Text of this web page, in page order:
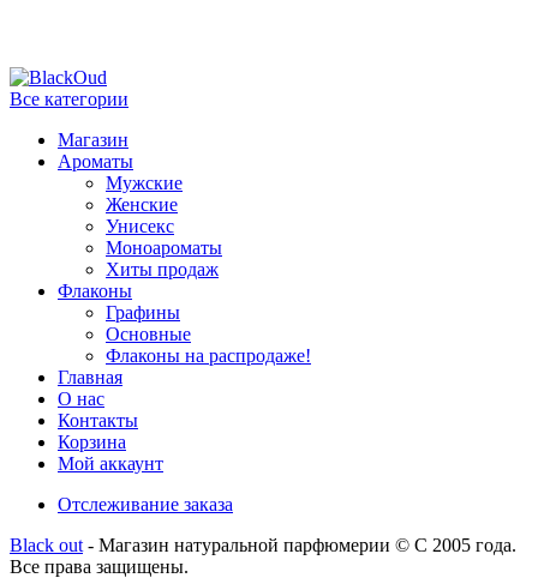
Все категории
Магазин
Ароматы
Мужские
Женские
Унисекс
Моноароматы
Хиты продаж
Флаконы
Графины
Основные
Флаконы на распродаже!
Главная
О нас
Контакты
Корзина
Мой аккаунт
Отслеживание заказа
Black out - Магазин натуральной парфюмерии © С 2005 года.
Все права защищены.